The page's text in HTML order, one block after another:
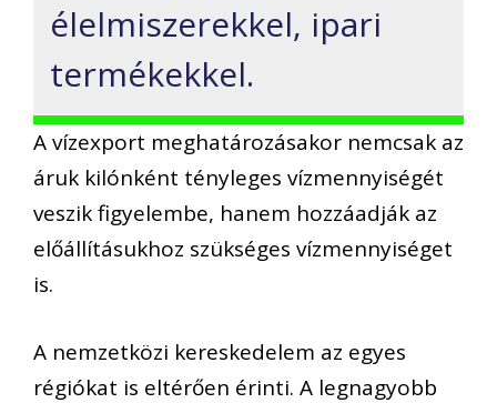
élelmiszerekkel, ipari
termékekkel.
A vízexport meghatározásakor nemcsak az
áruk kilónként tényleges vízmennyiségét
veszik figyelembe, hanem hozzáadják az
előállításukhoz szükséges vízmennyiséget
is.
A nemzetközi kereskedelem az egyes
régiókat is eltérően érinti. A legnagyobb